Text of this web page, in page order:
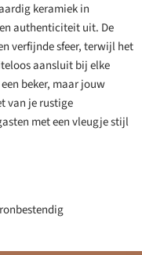
keramiek in
authenticiteit uit. De
verfijnde sfeer, terwijl het
aansluit bij elke
beker, maar jouw
van je rustige
met een vleugje stijl